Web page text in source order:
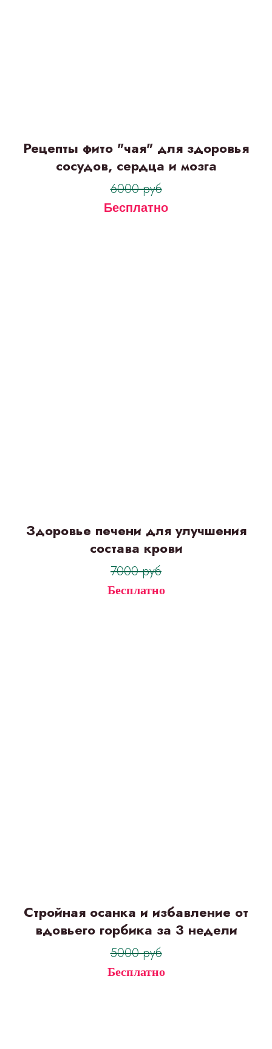
Рецепты фито "чая" для здоровья
сосудов, сердца и мозга
6000 руб
Бесплатно
Здоровье печени для улучшения
состава крови
7000 руб
Бесплатно
Стройная осанка и избавление от
вдовьего горбика за 3 недели
5000 руб
Бесплатно